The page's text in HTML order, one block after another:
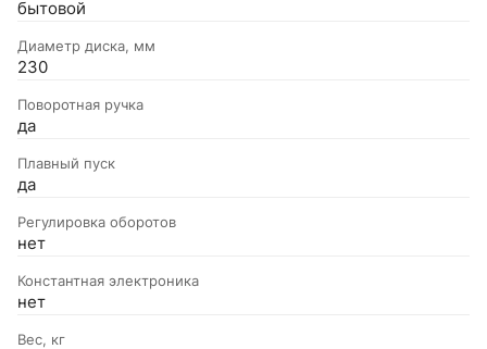
бытовой
Диаметр диска, мм
230
Поворотная ручка
да
Плавный пуск
да
Регулировка оборотов
нет
Константная электроника
нет
Вес, кг